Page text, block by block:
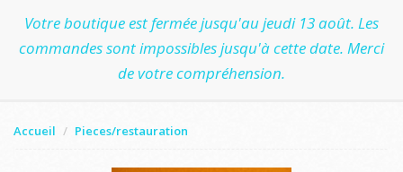
Votre boutique est fermée jusqu'au jeudi 13 août. Les
commandes sont impossibles jusqu'à cette date. Merci
de votre compréhension.
Accueil Pieces/restauration